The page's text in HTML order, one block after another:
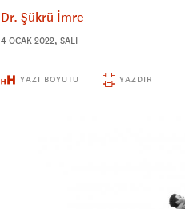
Dr. Şükrü İmre
4 OCAK 2022, SALI
YAZI BOYUTU YAZDIR